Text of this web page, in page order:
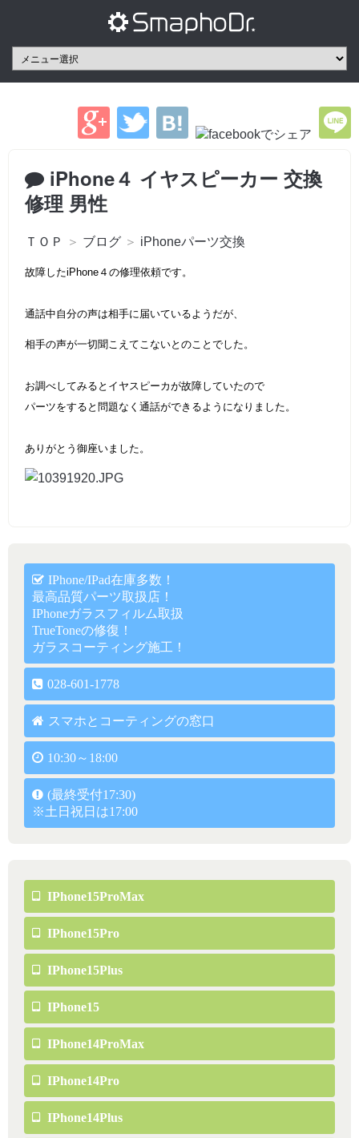
iPhone４ イヤスピーカー 交換
修理 男性
ＴＯＰ ＞ ブログ ＞ iPhoneパーツ交換
故障したiPhone４の修理依頼です。
通話中自分の声は相手に届いているようだが、
相手の声が一切聞こえてこないとのことでした。
お調べしてみるとイヤスピーカが故障していたので
パーツをすると問題なく通話ができるようになりました。
ありがとう御座いました。
IPhone/iPad在庫多数！
最高品質パーツ取扱店！
IPhoneガラスフィルム取扱
TrueToneの修復！
ガラスコーティング施工！
028-601-1778
スマホとコーティングの窓口
10:30～18:00
(最終受付17:30)
※土日祝日は17:00
IPhone15ProMax
IPhone15Pro
IPhone15Plus
IPhone15
IPhone14ProMax
IPhone14Pro
IPhone14Plus